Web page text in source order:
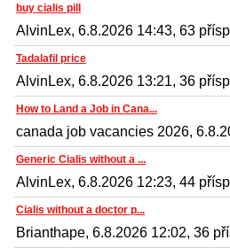
buy cialis pill
AlvinLex, 6.8.2026 14:43, 63
Tadalafil price
AlvinLex, 6.8.2026 13:21, 36
How to Land a Job in Cana...
canada job vacancies 2026,
Generic Cialis without a ...
AlvinLex, 6.8.2026 12:23, 44
Cialis without a doctor p...
Brianthape, 6.8.2026 12:02, 36